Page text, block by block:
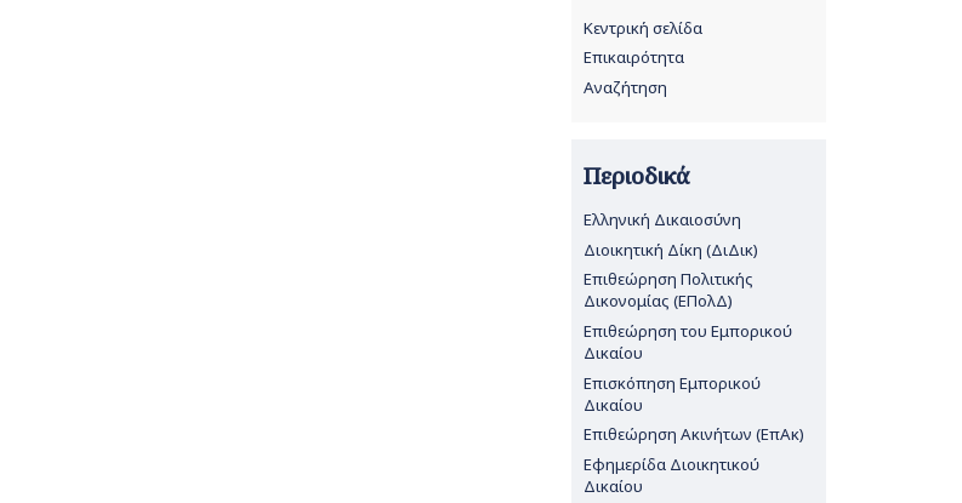
Κεντρική σελίδα
Επικαιρότητα
Αναζήτηση
Περιοδικά
Ελληνική Δικαιοσύνη
Διοικητική Δίκη (ΔιΔικ)
Επιθεώρηση Πολιτικής
Δικονομίας (ΕΠολΔ)
Επιθεώρηση του Εμπορικού
Δικαίου
Επισκόπηση Εμπορικού
Δικαίου
Επιθεώρηση Ακινήτων (ΕπΑκ)
Εφημερίδα Διοικητικού
Δικαίου